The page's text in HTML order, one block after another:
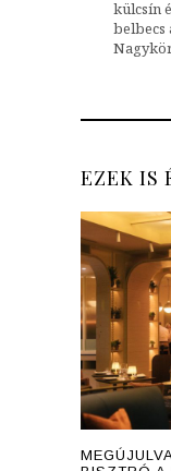
külcsín
belbecs
EZEK IS